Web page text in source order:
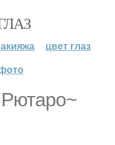
цвет глаз